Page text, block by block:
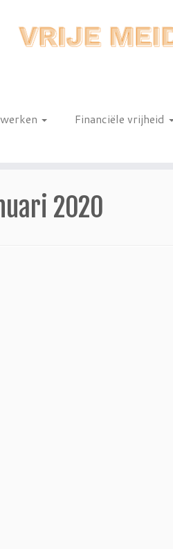
Financiële vrijheid
2020